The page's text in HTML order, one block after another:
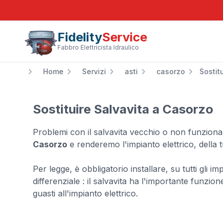
FidelityService
Fabbro Elettricista Idraulico
Home Servizi asti casorzo
Sostituire Salvavita a Casorzo
Problemi con il salvavita vecchio o non
Casorzo e renderemo l'impianto elettrico, della
Per legge, è obbligatorio installare, su tutti gli
differenziale : il salvavita ha l'importante
guasti all'impianto elettrico.